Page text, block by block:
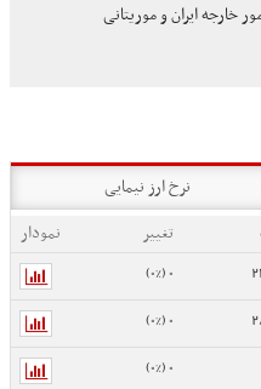
خارجه ایران و موریتانی
نرخ ارز نیمایی
تغییر
نمودار
0 (0%)
0 (0%)
0 (0%)